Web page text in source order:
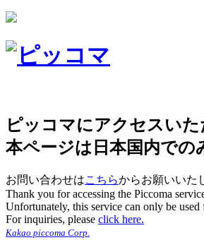
ピッコマにアクセスい
本ページは日本国内での
お問い合わせはこちらからお願いいた
Thank you for accessing the Piccoma
Unfortunately, this service can only be used
For inquiries, please click here.
Kakao piccoma Corp.